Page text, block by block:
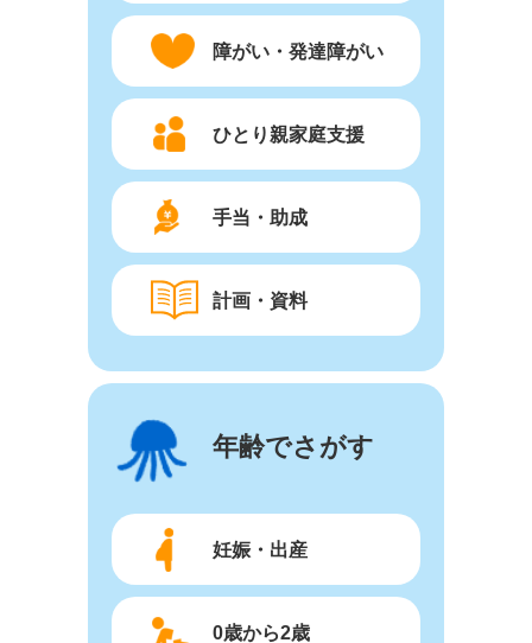
障がい・発達障がい
ひとり親家庭支援
手当・助成
計画・資料
年齢でさがす
妊娠・出産
0歳から2歳